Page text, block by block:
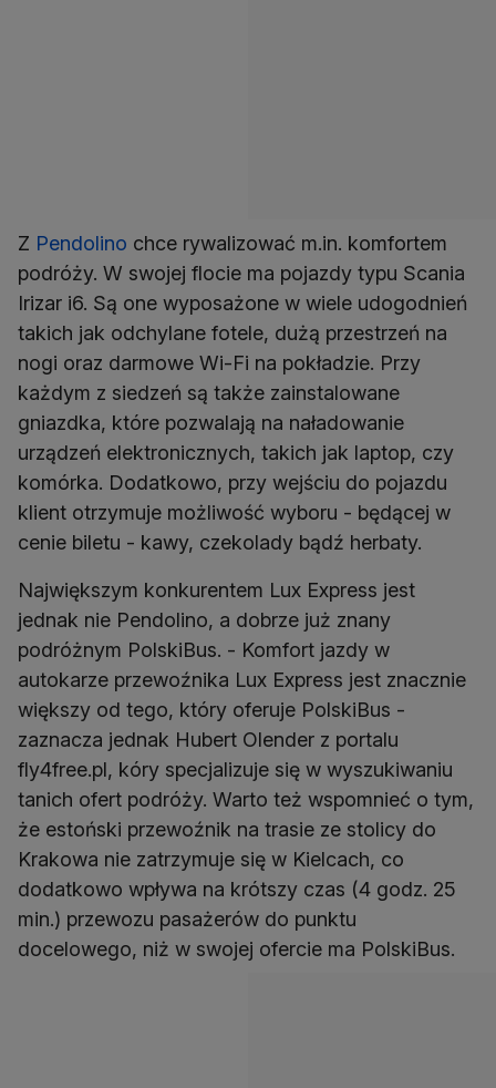
Z Pendolino chce rywalizować m.in. komfortem
podróży. W swojej flocie ma pojazdy typu Scania
Irizar i6. Są one wyposażone w wiele udogodnień
takich jak odchylane fotele, dużą przestrzeń na
nogi oraz darmowe Wi-Fi na pokładzie. Przy
każdym z siedzeń są także zainstalowane
gniazdka, które pozwalają na naładowanie
urządzeń elektronicznych, takich jak laptop, czy
komórka. Dodatkowo, przy wejściu do pojazdu
klient otrzymuje możliwość wyboru - będącej w
cenie biletu - kawy, czekolady bądź herbaty.
Największym konkurentem Lux Express jest
jednak nie Pendolino, a dobrze już znany
podróżnym PolskiBus. - Komfort jazdy w
autokarze przewoźnika Lux Express jest znacznie
większy od tego, który oferuje PolskiBus -
zaznacza jednak Hubert Olender z portalu
fly4free.pl, kóry specjalizuje się w wyszukiwaniu
tanich ofert podróży. Warto też wspomnieć o tym,
że estoński przewoźnik na trasie ze stolicy do
Krakowa nie zatrzymuje się w Kielcach, co
dodatkowo wpływa na krótszy czas (4 godz. 25
min.) przewozu pasażerów do punktu
docelowego, niż w swojej ofercie ma PolskiBus.